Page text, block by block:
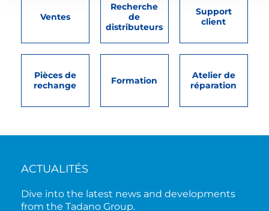
Ventes
Recherche
de
distributeurs
Support
client
Pièces de
rechange
Formation
Atelier de
réparation
ACTUALITÉS
Dive into the latest news and developments
from the Tadano Group.